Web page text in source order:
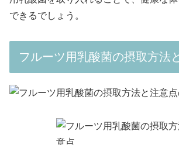
できるでしょう。
フルーツ用乳酸菌の摂取方法